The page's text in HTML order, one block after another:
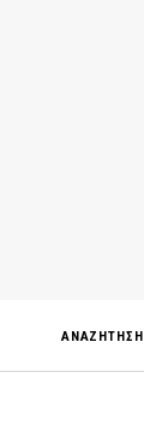
ΑΝΑΖΗΤΗΣΗ